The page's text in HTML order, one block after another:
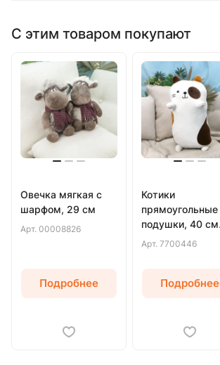
С этим товаром покупают
Овечка мягкая с
шарфом, 29 см
Арт. 00008826
Подробнее
Котики
прямоугольные
подушки, 40 см
(Белый)
Арт. 7700446
Подробнее